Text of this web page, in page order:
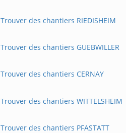
Trouver des chantiers RIEDISHEIM
Trouver des chantiers GUEBWILLER
Trouver des chantiers CERNAY
Trouver des chantiers WITTELSHEIM
Trouver des chantiers PFASTATT